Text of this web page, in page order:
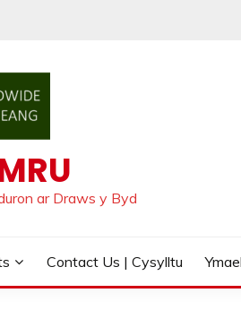
ar Draws y Byd
Contact Us | Cysylltu